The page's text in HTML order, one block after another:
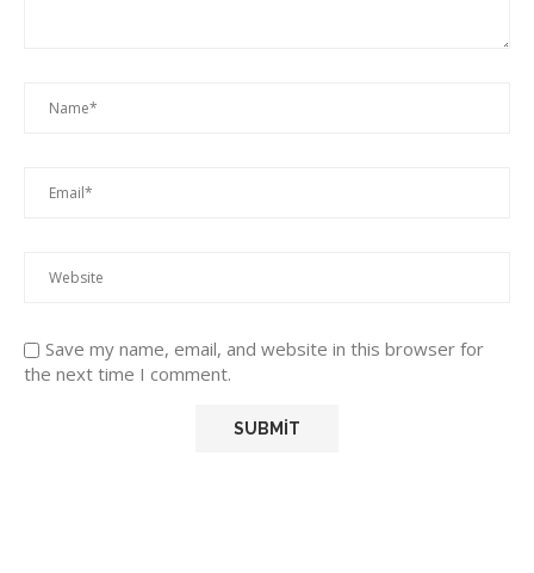
Save my name, email, and website in this browser for
the next time I comment.